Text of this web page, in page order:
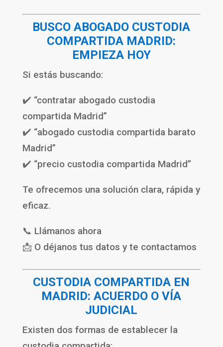
BUSCO ABOGADO CUSTODIA
COMPARTIDA MADRID:
EMPIEZA HOY
Si estás buscando:
✔️ “contratar abogado custodia
compartida Madrid”
✔️ “abogado custodia compartida barato
Madrid”
✔️ “precio custodia compartida Madrid”
Te ofrecemos una solución clara, rápida y
eficaz.
📞 Llámanos ahora
📩 O déjanos tus datos y te contactamos
CUSTODIA COMPARTIDA EN
MADRID: ACUERDO O VÍA
JUDICIAL
Existen dos formas de establecer la